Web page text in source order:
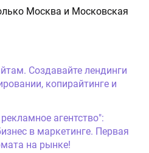
Москва и Московская
Создавайте лендинги
копирайтинге и
агентство":
в маркетинге. Первая
на рынке!